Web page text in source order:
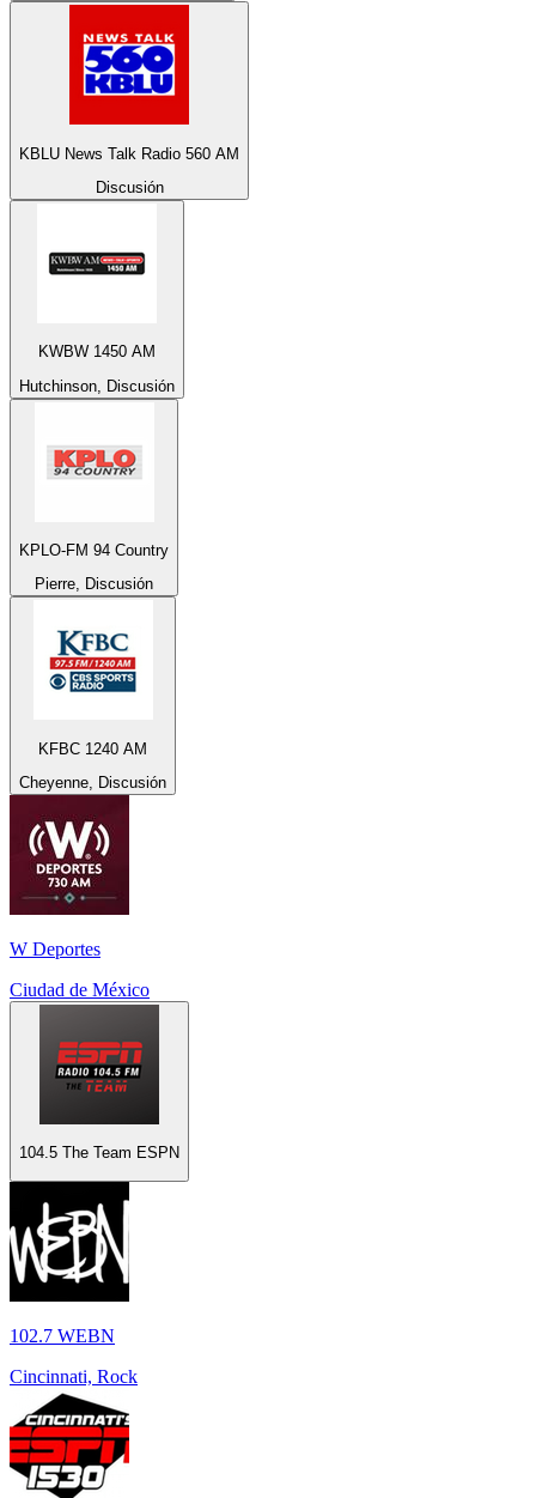
KBLU News Talk Radio 560 AM
Discusión
KWBW 1450 AM
Hutchinson, Discusión
KPLO-FM 94 Country
Pierre, Discusión
KFBC 1240 AM
Cheyenne, Discusión
W Deportes
Ciudad de México
104.5 The Team ESPN
102.7 WEBN
Cincinnati, Rock